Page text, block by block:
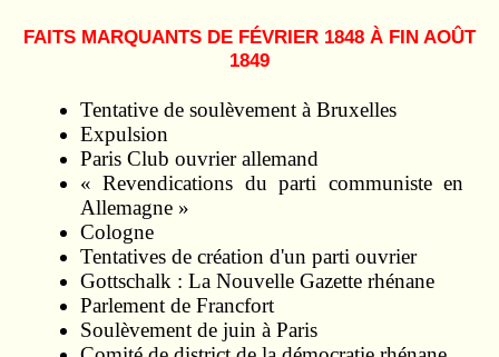
FAITS MARQUANTS DE FÉVRIER 1848 À FIN AOÛT
1849
Tentative de soulèvement à Bruxelles
Expulsion
Paris Club ouvrier allemand
« Revendications du parti communiste en
Allemagne »
Cologne
Tentatives de création d'un parti ouvrier
Gottschalk : La Nouvelle Gazette rhénane
Parlement de Francfort
Soulèvement de juin à Paris